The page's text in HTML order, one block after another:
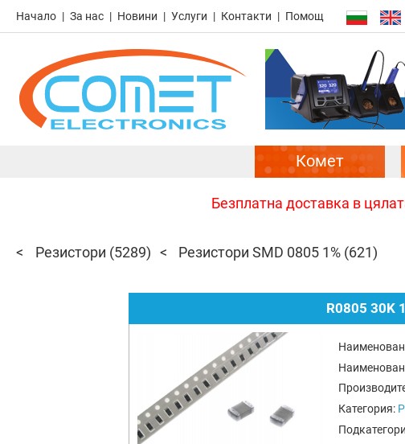
Начало За нас Новини Услуги Контакти Помощ
Комет
Безплатна доставка в
Резистори (5289) Резистори SMD 0805 1% (621)
R0805 30K
Категория: